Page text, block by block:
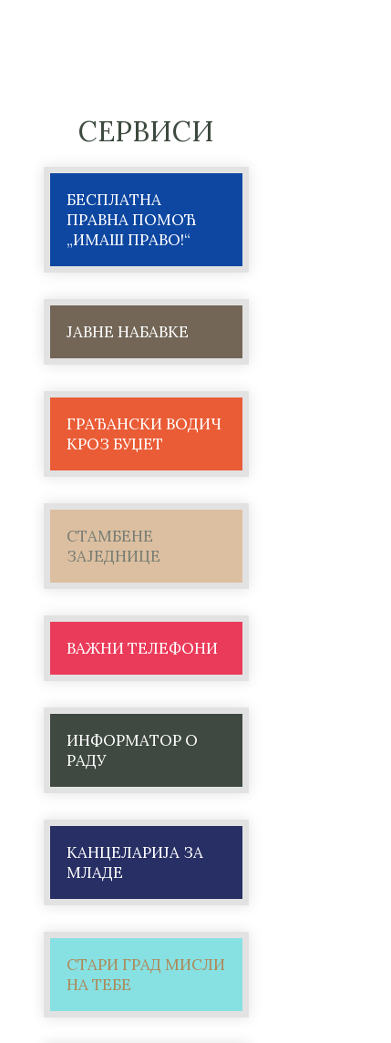
СЕРВИСИ
БЕСПЛАТНА
ПРАВНА ПОМОЋ
„ИМАШ ПРАВО!“
ЈАВНЕ НАБАВКЕ
ГРАЂАНСКИ ВОДИЧ
КРОЗ БУЏЕТ
СТАМБЕНЕ
ЗАЈЕДНИЦЕ
ВАЖНИ ТЕЛЕФОНИ
ИНФОРМАТОР О
РАДУ
КАНЦЕЛАРИЈА ЗА
МЛАДЕ
СТАРИ ГРАД МИСЛИ
НА ТЕБЕ